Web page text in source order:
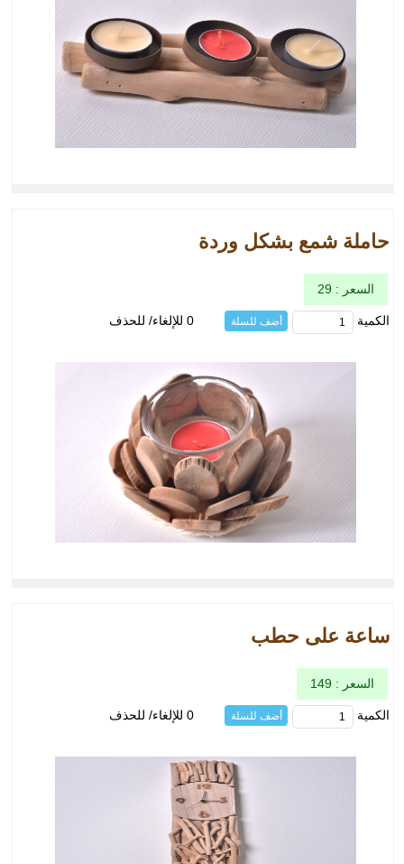
حاملة شمع بشكل وردة
السعر : 29
الكمية أضف للسلة 0 للإلغاء/ للحذف
ساعة على حطب
السعر : 149
الكمية أضف للسلة 0 للإلغاء/ للحذف